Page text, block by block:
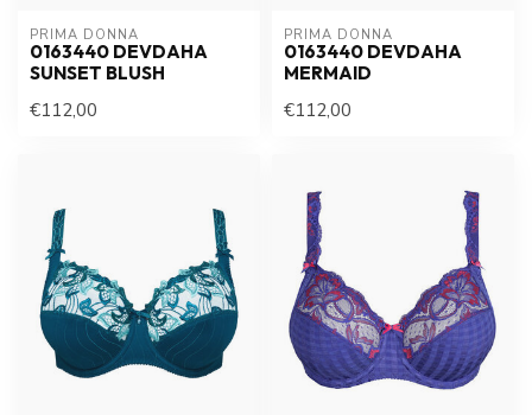
PRIMA DONNA
0163440 DEVDAHA
SUNSET BLUSH
€112,00
PRIMA DONNA
0163440 DEVDAHA
MERMAID
€112,00